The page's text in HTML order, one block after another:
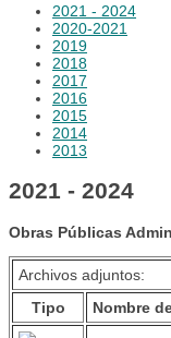
2021 - 2024
2020-2021
2019
2018
2017
2016
2015
2014
2013
2021 - 2024
Obras Públicas
Archivos adjuntos:
Tipo
Nombre